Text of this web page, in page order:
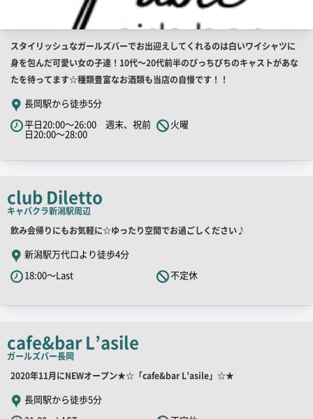
店
舗
PR
キ
ャ
ッ
コ
ー
スタイリッシュなガールズバーでお出迎えしてくれるのは白いワイシャツに
身を包んだ可愛い女の子達！10代～20代前半のぴっちぴちのキャストがあな
たを待ってます☆種類豊富なお酒類も当店の自慢です！！
長岡駅から徒歩5分
平日20:00～26:00 週末、祝前
日20:00～28:00
火曜
club Diletto
キャバクラ新潟駅周辺
店
舗
PR
キ
コ
ピ
ー
飲み会帰りにもお気軽に☆ゆったり空間でお過ごしください♪
新潟駅万代口より徒歩4分
18:00～Last
不定休
cafe&bar L’asile
ガールズバー長岡
店
舗
PR
2020年11月にNEWオープン★☆「cafe&bar L’asile」☆★
長岡駅から徒歩5分